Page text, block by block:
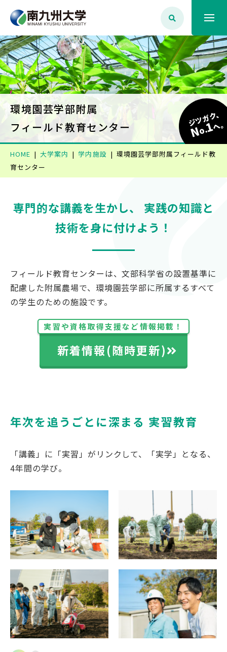
大学案内
学生生活
学部学科・大学院
就職・資格
保護者の方
高校教員の方
在学生・教職員の方
卒業生の方
OFFICIAL SNS
南九州大学公式SNS
English Việt Nam
アクセス
イベント
お問い合わせ
資料請求
寄附のお願い
情報公開
採用情報
関連リンク
個人情報保護方針
環境園芸学部附属
フィールド教育センター
ジツガク、
No.1へ
HOME 大学案内 学内施設 環境園芸学部附属フィールド教
育センター
専門的な講義を生かし、 実践の知識と
技術を身に付けよう！
フィールド教育センターは、文部科学省の設置基準に
配慮した附属農場で、環境園芸学部に所属するすべて
の学生のための施設です。
実習や資格取得支援など情報掲載！
新着情報(随時更新)
年次を追うごとに深まる 実習教育
「講義」に「実習」がリンクして、「実学」となる、
4年間の学び。